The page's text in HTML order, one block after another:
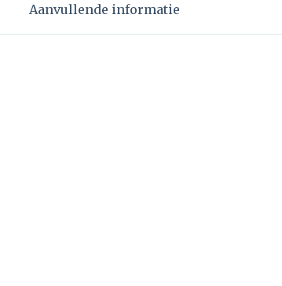
Aanvullende informatie